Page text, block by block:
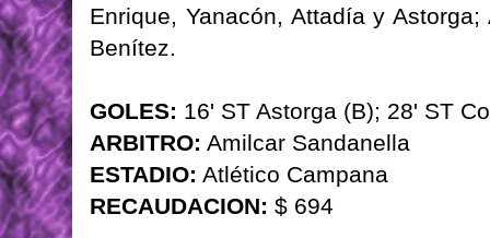
Enrique, Yanacón, Attadía y
Benítez.
GOLES: 16' ST Astorga (B); 28' ST
ARBITRO: Amilcar Sandanella
ESTADIO: Atlético Campana
RECAUDACION: $ 694